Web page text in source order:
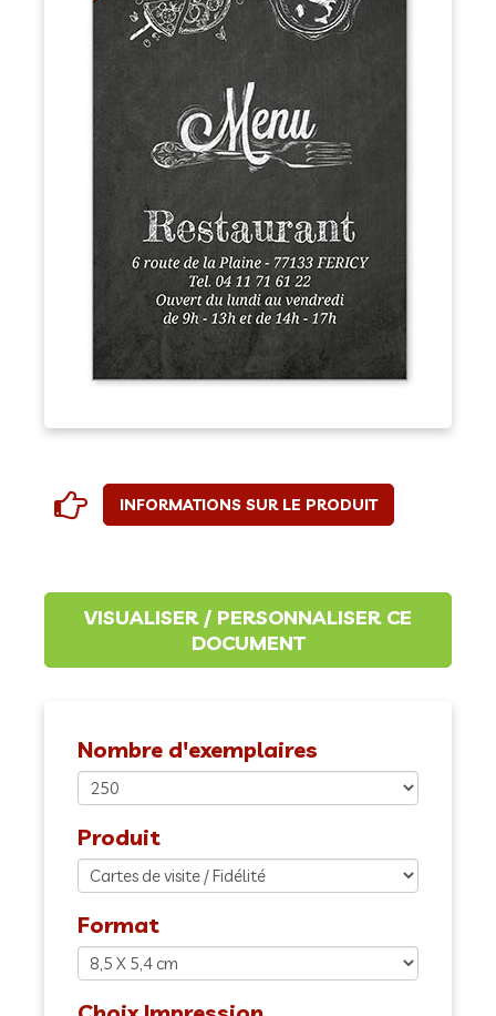
INFORMATIONS SUR LE PRODUIT
Nombre d'exemplaires
Produit
Format